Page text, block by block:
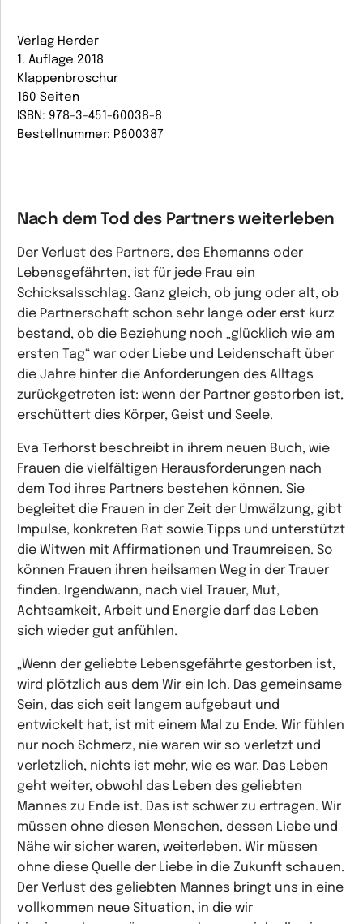
Verlag Herder
1. Auflage 2018
Klappenbroschur
160 Seiten
ISBN: 978-3-451-60038-8
Bestellnummer: P600387
Nach dem Tod des Partners weiterleben
Der Verlust des Partners, des Ehemanns oder
Lebensgefährten, ist für jede Frau ein
Schicksalsschlag. Ganz gleich, ob jung oder alt, ob
die Partnerschaft schon sehr lange oder erst kurz
bestand, ob die Beziehung noch „glücklich wie am
ersten Tag“ war oder Liebe und Leidenschaft über
die Jahre hinter die Anforderungen des Alltags
zurückgetreten ist: wenn der Partner gestorben ist,
erschüttert dies Körper, Geist und Seele.
Eva Terhorst beschreibt in ihrem neuen Buch, wie
Frauen die vielfältigen Herausforderungen nach
dem Tod ihres Partners bestehen können. Sie
begleitet die Frauen in der Zeit der Umwälzung, gibt
Impulse, konkreten Rat sowie Tipps und unterstützt
die Witwen mit Affirmationen und Traumreisen. So
können Frauen ihren heilsamen Weg in der Trauer
finden. Irgendwann, nach viel Trauer, Mut,
Achtsamkeit, Arbeit und Energie darf das Leben
sich wieder gut anfühlen.
„Wenn der geliebte Lebensgefährte gestorben ist,
wird plötzlich aus dem Wir ein Ich. Das gemeinsame
Sein, das sich seit langem aufgebaut und
entwickelt hat, ist mit einem Mal zu Ende. Wir fühlen
nur noch Schmerz, nie waren wir so verletzt und
verletzlich, nichts ist mehr, wie es war. Das Leben
geht weiter, obwohl das Leben des geliebten
Mannes zu Ende ist. Das ist schwer zu ertragen. Wir
müssen ohne diesen Menschen, dessen Liebe und
Nähe wir sicher waren, weiterleben. Wir müssen
ohne diese Quelle der Liebe in die Zukunft schauen.
Der Verlust des geliebten Mannes bringt uns in eine
vollkommen neue Situation, in die wir